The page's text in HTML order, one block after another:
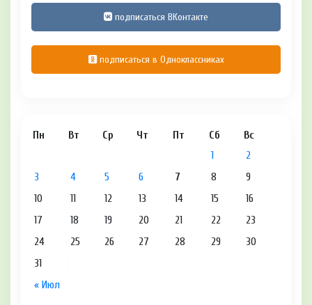
подписаться ВКонтакте
подписаться в Одноклассниках
Пн Вт Ср Чт Пт Сб Вс
« Июл
1
2
3
4 5 6 7 8
9
10
11 12 13 14 15
16
17
18 19 20 21 22
23
24
25 26 27 28 29
30
31